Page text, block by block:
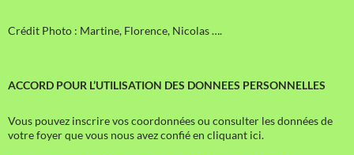
Crédit Photo : Martine, Florence, Nicolas ….
ACCORD POUR L’UTILISATION DES DONNEES PERSONNELLES
Vous pouvez inscrire vos coordonnées ou consulter les données de
votre foyer que vous nous avez confié en cliquant ici.